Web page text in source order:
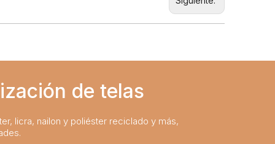
de telas
licra, nailon y poliéster reciclado y más,